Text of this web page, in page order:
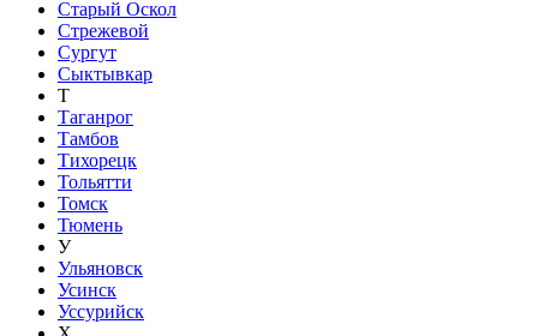
Старый Оскол
Стрежевой
Сургут
Сыктывкар
Т
Таганрог
Тамбов
Тихорецк
Тольятти
Томск
Тюмень
У
Ульяновск
Усинск
Уссурийск